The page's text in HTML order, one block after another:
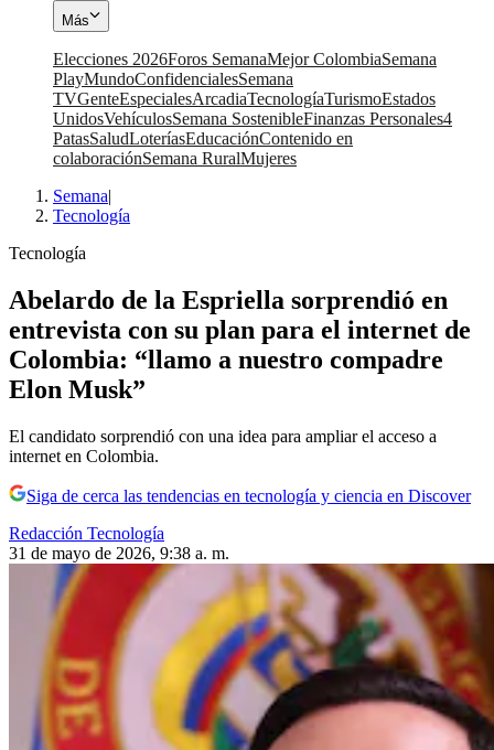
Más
Elecciones 2026Foros SemanaMejor ColombiaSemana
PlayMundoConfidencialesSemana
TVGenteEspecialesArcadiaTecnologíaTurismoEstados
UnidosVehículosSemana SostenibleFinanzas Personales4
PatasSaludLoteríasEducaciónContenido en
colaboraciónSemana RuralMujeres
Semana|
Tecnología
Tecnología
Abelardo de la Espriella sorprendió en
entrevista con su plan para el internet de
Colombia: “llamo a nuestro compadre
Elon Musk”
El candidato sorprendió con una idea para ampliar el acceso a
internet en Colombia.
Siga de cerca las tendencias en tecnología y ciencia en Discover
Redacción Tecnología
31 de mayo de 2026, 9:38 a. m.